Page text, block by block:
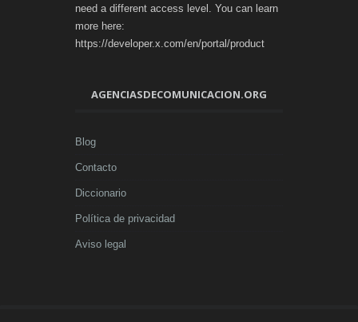
need a different access level. You can learn
more here:
https://developer.x.com/en/portal/product
AGENCIASDECOMUNICACION.ORG
Blog
Contacto
Diccionario
Política de privacidad
Aviso legal